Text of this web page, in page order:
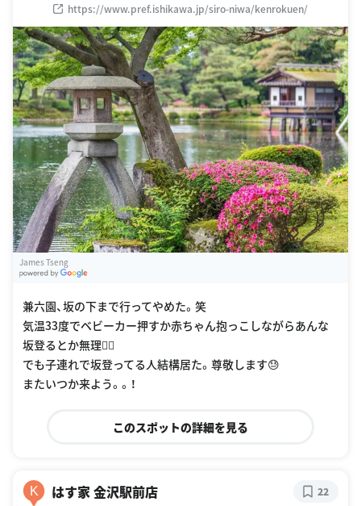
https://www.pref.ishikawa.jp/siro-niwa/kenrokuen/
James Tseng
兼六園、坂の下まで行ってやめた。笑
気温33度でベビーカー押すか赤ちゃん抱っこしながらあんな
坂登るとか無理🙅‍♀️
でも子連れで坂登ってる人結構居た。尊敬します😓
またいつか来よう。。！
このスポットの詳細を見る
K はす家 金沢駅前店 22